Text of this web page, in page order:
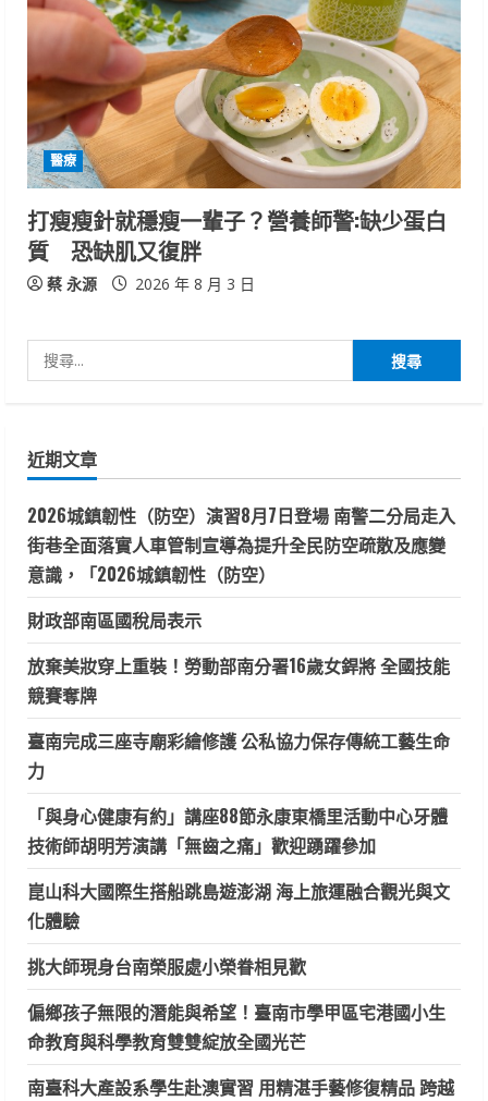
醫療
打瘦瘦針就穩瘦一輩子？營養師警:缺少蛋白
質 恐缺肌又復胖
蔡 永源 2026 年 8 月 3 日
尋
字:
近期文章
2026城鎮韌性（防空）演習8月7日登場 南警二分局走入
街巷全面落實人車管制宣導為提升全民防空疏散及應變
意識，「2026城鎮韌性（防空）
財政部南區國稅局表示
放棄美妝穿上重裝！勞動部南分署16歲女銲將 全國技能
競賽奪牌
臺南完成三座寺廟彩繪修護 公私協力保存傳統工藝生命
力
「與身心健康有約」講座88節永康東橋里活動中心牙體
技術師胡明芳演講「無齒之痛」歡迎踴躍參加
崑山科大國際生搭船跳島遊澎湖 海上旅運融合觀光與文
化體驗
挑大師現身台南榮服處小榮眷相見歡
偏鄉孩子無限的潛能與希望！臺南市學甲區宅港國小生
命教育與科學教育雙雙綻放全國光芒
南臺科大產設系學生赴澳實習 用精湛手藝修復精品 跨越